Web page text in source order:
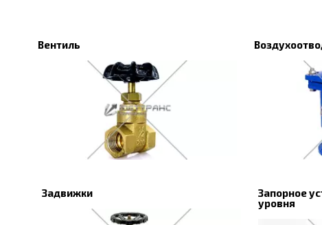
Вентиль
Задвижки
Запорное
уровня